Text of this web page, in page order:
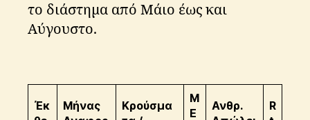
το διάστημα από Μάιο έως και
Αύγουστο.
Έκ
Μήνας
Κρούσμα
Μ
Ε
Ανθρ.
R